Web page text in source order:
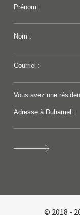
Prénom :
Nom :
Courriel :
Vous avez une
Adresse à Duhamel :
© 2018 -